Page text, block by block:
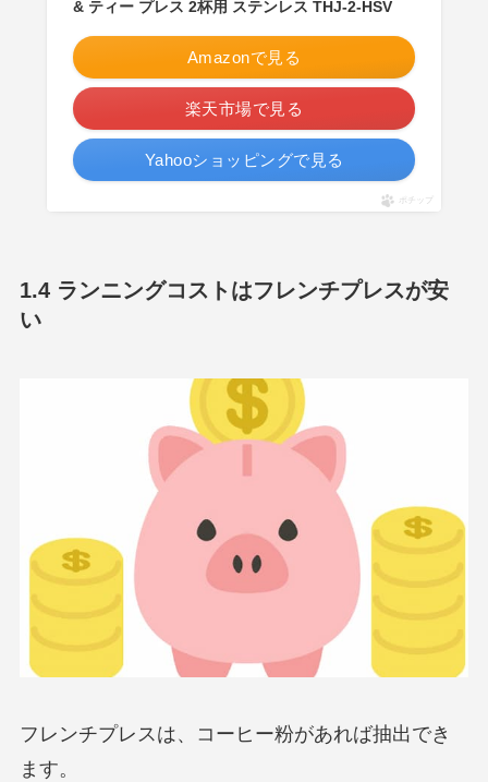
& ティー プレス 2杯用 ステンレス THJ-2-HSV
Amazonで見る
楽天市場で見る
Yahooショッピングで見る
ポチップ
1.4 ランニングコストはフレンチプレスが安
い
フレンチプレスは、コーヒー粉があれば抽出でき
ます。